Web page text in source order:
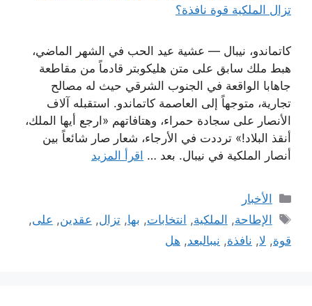
كاتماندو، نيبال — عشية عيد الحب في الشهر الماضي،
هبط ملك سابق على متن هليكوبتر قادماً من مقاطعة
جاهابا الواقعة في الجنوب الشرقي حيث له مصالح
تجارية، متوجهاً إلى العاصمة كاتماندو. استقبله آلاف
الأنصار على سجادة حمراء، وهتافاتهم «ارجع أيها الملك،
أنقذ البلاد!» ترددت في الأرجاء، شعار صار شائعاً بين
أنصار الملكية في نيبال. بعد … اقرأ المزيد
التصنيفات
الأخبار
الوسوم
الإطاحة, الملكية, انتخابات, بها,تزال, عقدين, على,
قوة, لا, نافذة, نيبالبعد, هل